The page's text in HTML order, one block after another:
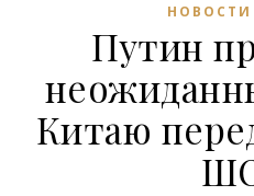
НОВОСТИ
Путин
Китаю